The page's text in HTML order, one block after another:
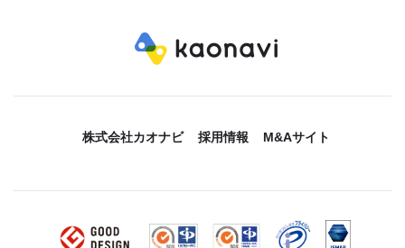
株式会社カオナビ 採用情報 M&Aサイト